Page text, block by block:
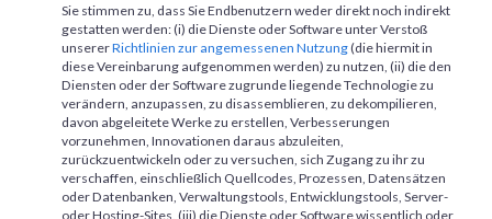
Sie stimmen zu, dass Sie Endbenutzern weder direkt noch indirekt
gestatten werden: (i) die Dienste oder Software unter Verstoß
unsererRichtlinien zur angemessenen Nutzung(die hiermit in
diese Vereinbarung aufgenommen werden) zu nutzen, (ii) die den
Diensten oder der Software zugrunde liegende Technologie zu
verändern, anzupassen, zu disassemblieren, zu dekompilieren,
davon abgeleitete Werke zu erstellen, Verbesserungen
vorzunehmen, Innovationen daraus abzuleiten,
zurückzuentwickeln oder zu versuchen, sich Zugang zu ihr zu
verschaffen, einschließlich Quellcodes, Prozessen, Datensätzen
oder Datenbanken, Verwaltungstools, Entwicklungstools, Server-
oder Hosting-Sites, (iii) die Dienste oder Software wissentlich oder